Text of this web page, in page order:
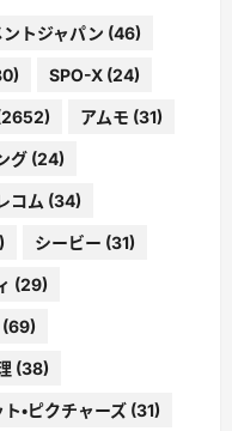
ントジャパン (46)
SPO-X (24)
アムモ (31)
グ (24)
コム (34)
シービー (31)
(29)
(69)
(38)
・ピクチャーズ (31)